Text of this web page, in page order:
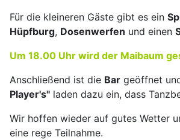
Für die kleineren Gäste gibt es ein
Hüpfburg, Dosenwerfen und einen
Um 18.00 Uhr wird der Maibaum
Anschließend ist die Bar geöffnet
Player's" laden dazu ein, dass
Wir hoffen wieder auf gutes Wetter
eine rege Teilnahme.